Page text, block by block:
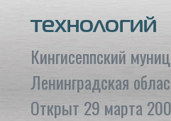
технологий
Кингисеппский
Ленинградская
Открыт 29 марта